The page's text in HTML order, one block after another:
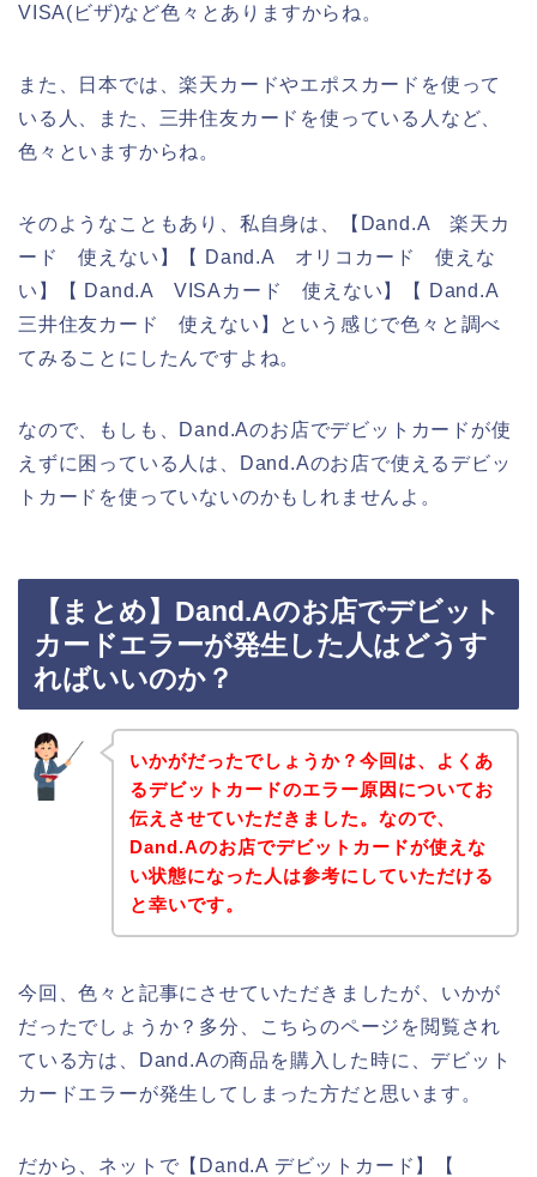
VISA(ビザ)など色々とありますからね。
また、日本では、楽天カードやエポスカードを使って
いる人、また、三井住友カードを使っている人など、
色々といますからね。
そのようなこともあり、私自身は、【Dand.A 楽天カ
ード 使えない】【 Dand.A オリコカード 使えな
い】【 Dand.A VISAカード 使えない】【 Dand.A
三井住友カード 使えない】という感じで色々と調べ
てみることにしたんですよね。
なので、もしも、Dand.Aのお店でデビットカードが使
えずに困っている人は、Dand.Aのお店で使えるデビッ
トカードを使っていないのかもしれませんよ。
【まとめ】Dand.Aのお店でデビット
カードエラーが発生した人はどうす
ればいいのか？
いかがだったでしょうか？今回は、よくあ
るデビットカードのエラー原因についてお
伝えさせていただきました。なので、
Dand.Aのお店でデビットカードが使えな
い状態になった人は参考にしていただける
と幸いです。
今回、色々と記事にさせていただきましたが、いかが
だったでしょうか？多分、こちらのページを閲覧され
ている方は、Dand.Aの商品を購入した時に、デビット
カードエラーが発生してしまった方だと思います。
だから、ネットで【Dand.A デビットカード】【